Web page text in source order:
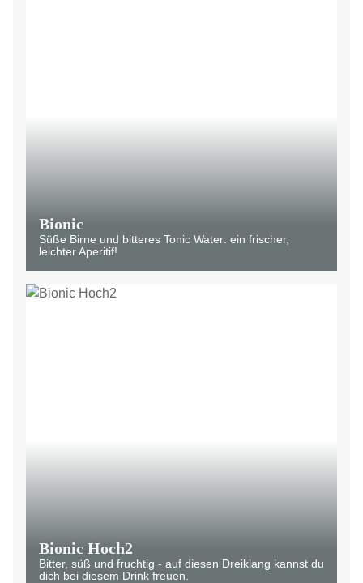
Bionic
Süße Birne und bitteres Tonic Water: ein frischer,
leichter Aperitif!
Bionic Hoch2
Bitter, süß und fruchtig - auf diesen Dreiklang kannst du
dich bei diesem Drink freuen.